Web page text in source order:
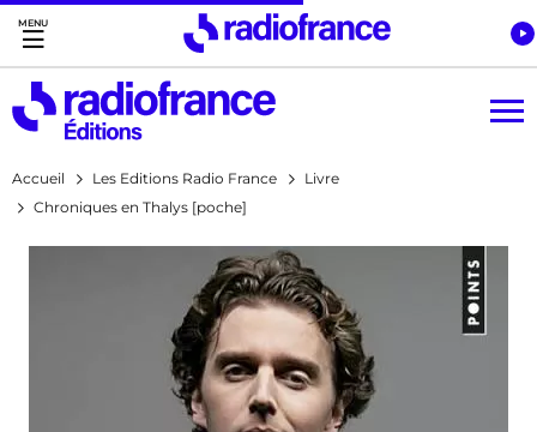
Accès direct :
Menu principal
Contenu
Accueil Les Editions Radio France
Livre
Chroniques en Thalys [poche]